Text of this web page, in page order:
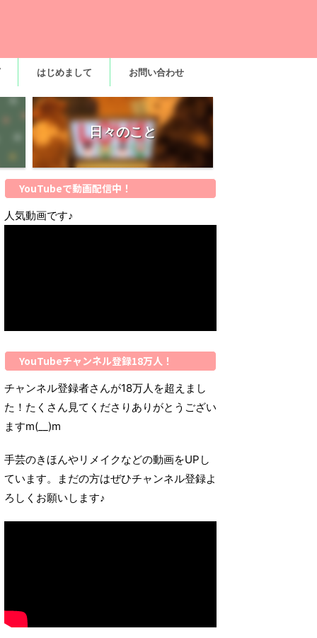
はじめまして お問い合わせ
日々のこと
YouTubeで動画配信中！
人気動画です♪
YouTubeチャンネル登録18万人！
チャンネル登録者さんが18万人を超えまし
た！たくさん見てくださりありがとうござい
ますm(__)m
手芸のきほんやリメイクなどの動画をUPし
ています。まだの方はぜひチャンネル登録よ
ろしくお願いします♪